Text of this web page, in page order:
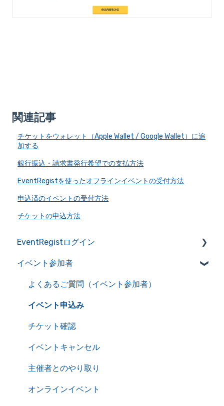
関連記事
チケットをウォレット（Apple Wallet / Google Wallet）に追
加する
銀行振込・請求書発行希望での支払方法
EventRegistを使ったオフラインイベントの受付方法
申込済のイベントの受付方法
チケットの申込方法
EventRegistログイン
アカウントの作成・管理
アカウント情報を管理
サービス利用における推奨環境
自動送信メール一覧
イベント参加者
よくあるご質問（イベント参加者）
イベント申込み
チケット確認
イベントキャンセル
主催者とのやり取り
オンラインイベント